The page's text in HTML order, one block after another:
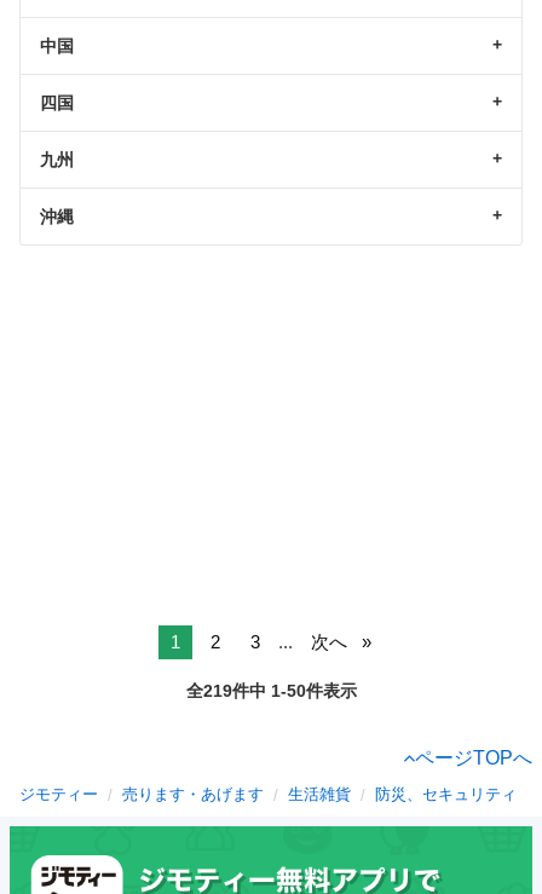
中国
四国
九州
沖縄
1 2 3 ... 次へ
全219件中 1-50件表示
ページTOPへ
ジモティー 売ります・あげます 生活雑貨 防災、セキュリティ